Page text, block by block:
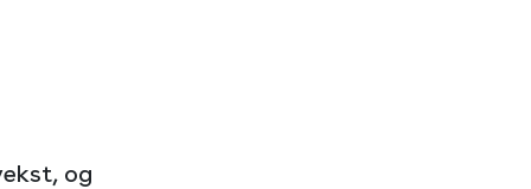
og